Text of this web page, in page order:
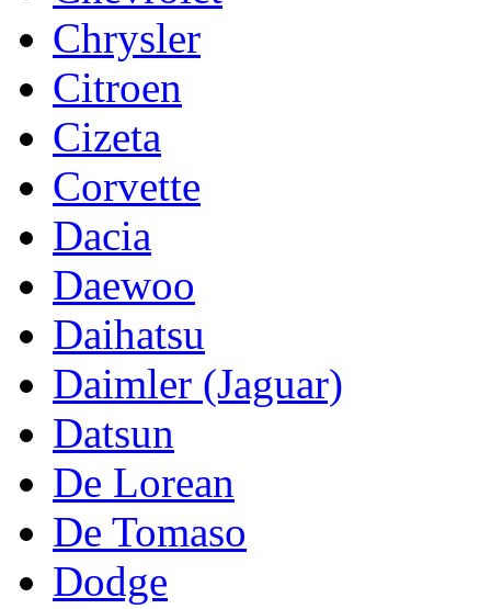
Chrysler
Citroen
Cizeta
Corvette
Dacia
Daewoo
Daihatsu
Daimler (Jaguar)
Datsun
De Lorean
De Tomaso
Dodge